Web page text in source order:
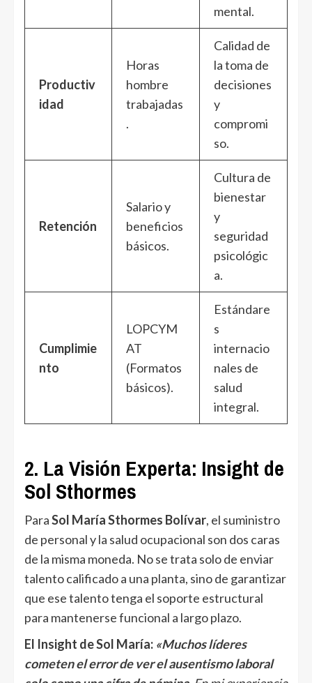
mental.
Productiv
idad
Horas
hombre
trabajadas
.
Calidad de
la toma de
decisiones
y
compromi
so.
Retención
Salario y
beneficios
básicos.
Cultura de
bienestar
y
seguridad
psicológic
a.
Cumplimie
nto
LOPCYM
AT
(Formatos
básicos).
Estándare
s
internacio
nales de
salud
integral.
2. La Visión Experta: Insight de
Sol Sthormes
ParaSol María Sthormes Bolívar, el suministro
de personal y la salud ocupacional son dos caras
de la misma moneda. No se trata solo de enviar
talento calificado a una planta, sino de garantizar
que ese talento tenga el soporte estructural
para mantenerse funcional a largo plazo.
El Insight de Sol María: «Muchos líderes
cometen el error de ver el ausentismo laboral